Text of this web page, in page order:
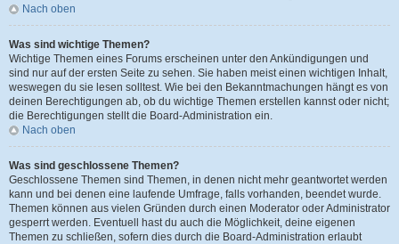
Nach oben
Was sind wichtige Themen?
Wichtige Themen eines Forums erscheinen unter den Ankündigungen und
sind nur auf der ersten Seite zu sehen. Sie haben meist einen wichtigen Inhalt,
weswegen du sie lesen solltest. Wie bei den Bekanntmachungen hängt es von
deinen Berechtigungen ab, ob du wichtige Themen erstellen kannst oder nicht;
die Berechtigungen stellt die Board-Administration ein.
Nach oben
Was sind geschlossene Themen?
Geschlossene Themen sind Themen, in denen nicht mehr geantwortet werden
kann und bei denen eine laufende Umfrage, falls vorhanden, beendet wurde.
Themen können aus vielen Gründen durch einen Moderator oder Administrator
gesperrt werden. Eventuell hast du auch die Möglichkeit, deine eigenen
Themen zu schließen, sofern dies durch die Board-Administration erlaubt